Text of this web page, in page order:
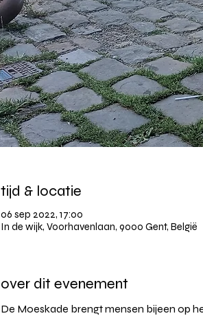
tijd & locatie
06 sep 2022, 17:00
In de wijk, Voorhavenlaan, 9000 Gent, België
over dit evenement
De Moeskade brengt mensen bijeen op